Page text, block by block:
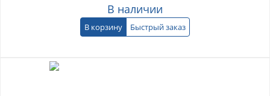
В наличии
В корзину Быстрый заказ